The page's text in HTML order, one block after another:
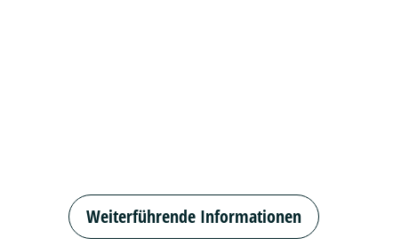
Weiterführende Informationen